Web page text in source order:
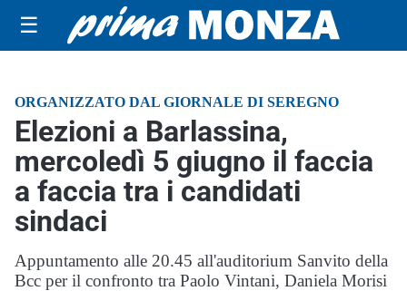
☰
ORGANIZZATO DAL GIORNALE DI SEREGNO
Elezioni a Barlassina,
mercoledì 5 giugno il faccia
a faccia tra i candidati
sindaci
Appuntamento alle 20.45 all'auditorium Sanvito della
Bcc per il confronto tra Paolo Vintani, Daniela Morisi